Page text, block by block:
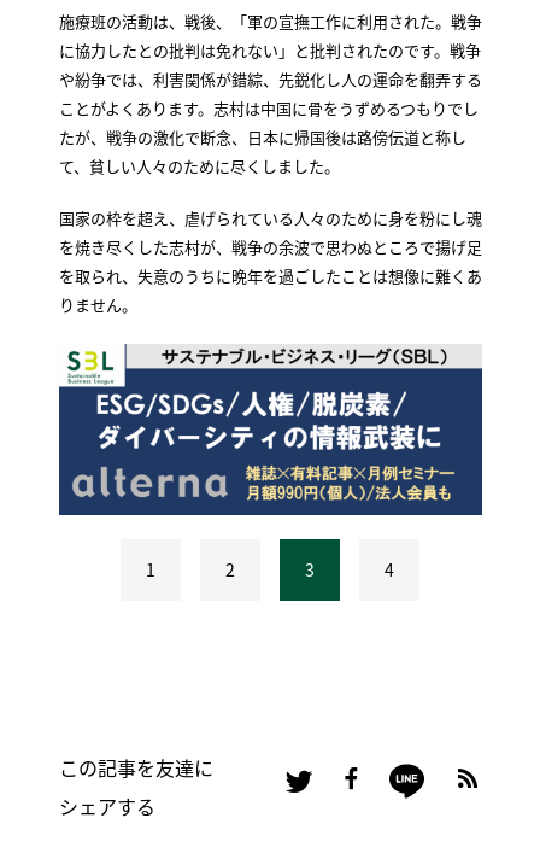
施療班の活動は、戦後、「軍の宣撫工作に利用された。戦争
に協力したとの批判は免れない」と批判されたのです。戦争
や紛争では、利害関係が錯綜、先鋭化し人の運命を翻弄する
ことがよくあります。志村は中国に骨をうずめるつもりでし
たが、戦争の激化で断念、日本に帰国後は路傍伝道と称し
て、貧しい人々のために尽くしました。
国家の枠を超え、虐げられている人々のために身を粉にし魂
を焼き尽くした志村が、戦争の余波で思わぬところで揚げ足
を取られ、失意のうちに晩年を過ごしたことは想像に難くあ
りません。
1 2 3 4
この記事を友達に
シェアする